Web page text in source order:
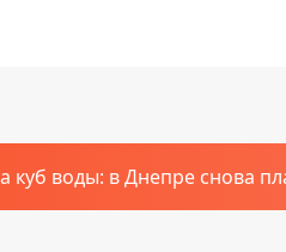
куб воды: в Днепре снова